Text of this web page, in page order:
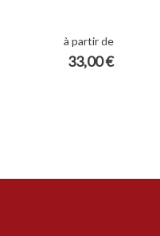
à partir de
33,00 €